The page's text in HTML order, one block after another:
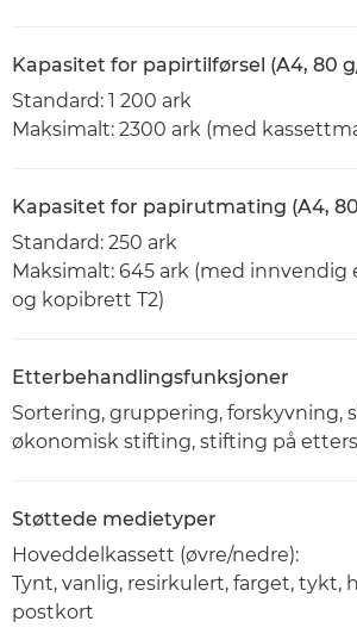
Kapasitet for papirtilførsel (A4, 80
Standard: 1 200 ark
Maksimalt: 2300 ark (med
Kapasitet for papirutmating (A4,
Standard: 250 ark
Maksimalt: 645 ark (med innvendig
og kopibrett T2)
Etterbehandlingsfunksjoner
Sortering, gruppering, forskyvning,
økonomisk stifting, stifting på
Støttede medietyper
Hoveddelkassett (øvre/nedre):
Tynt, vanlig, resirkulert, farget, tykt,
postkort